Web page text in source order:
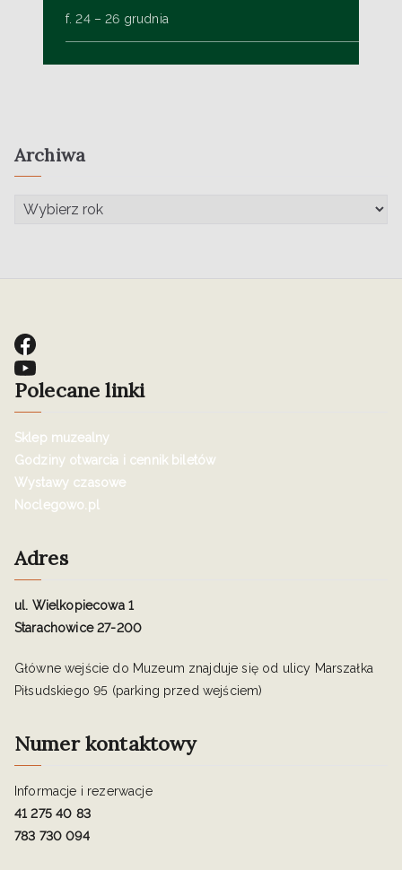
f. 24 – 26 grudnia
Archiwa
Polecane linki
Sklep muzealny
Godziny otwarcia i cennik biletów
Wystawy czasowe
Noclegowo.pl
Adres
ul. Wielkopiecowa 1
Starachowice 27-200
Główne wejście do Muzeum znajduje się od ulicy Marszałka
Piłsudskiego 95 (parking przed wejściem)
Numer kontaktowy
Informacje i rezerwacje
41 275 40 83
783 730 094